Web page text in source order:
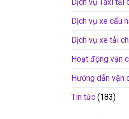
Dịch vụ Taxi tải
Dịch vụ xe cẩu
Dịch vụ xe tải
Hoạt động vận
Hướng dẫn vận
Tin tức (183)